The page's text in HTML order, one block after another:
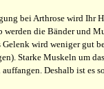
bei Arthrose wird Ihr
werden die Bänder und
wird weniger gut
Starke Muskeln um
Deshalb ist es